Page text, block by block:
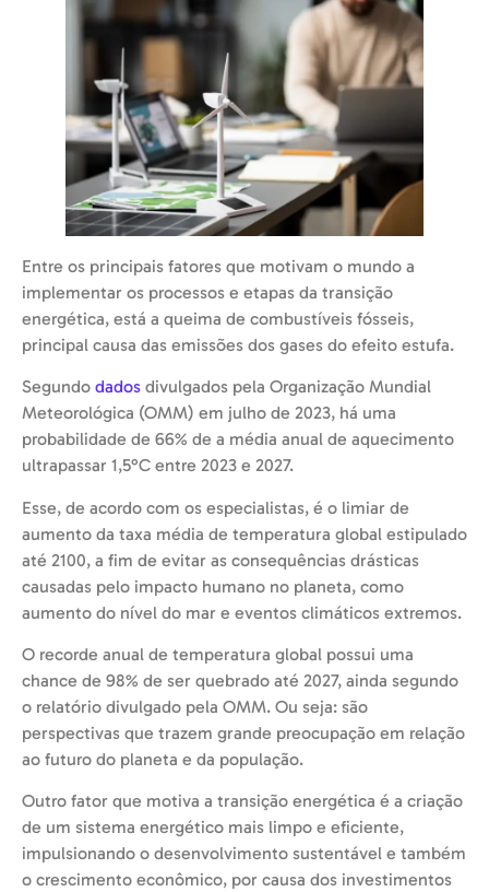
Entre os principais fatores que motivam o mundo a
implementar os processos e etapas da transição
energética, está a queima de combustíveis fósseis,
principal causa das emissões dos gases do efeito estufa.
Segundo dados divulgados pela Organização Mundial
Meteorológica (OMM) em julho de 2023, há uma
probabilidade de 66% de a média anual de aquecimento
ultrapassar 1,5°C entre 2023 e 2027.
Esse, de acordo com os especialistas, é o limiar de
aumento da taxa média de temperatura global estipulado
até 2100, a fim de evitar as consequências drásticas
causadas pelo impacto humano no planeta, como
aumento do nível do mar e eventos climáticos extremos.
O recorde anual de temperatura global possui uma
chance de 98% de ser quebrado até 2027, ainda segundo
o relatório divulgado pela OMM. Ou seja: são
perspectivas que trazem grande preocupação em relação
ao futuro do planeta e da população.
Outro fator que motiva a transição energética é a criação
de um sistema energético mais limpo e eficiente,
impulsionando o desenvolvimento sustentável e também
o crescimento econômico, por causa dos investimentos